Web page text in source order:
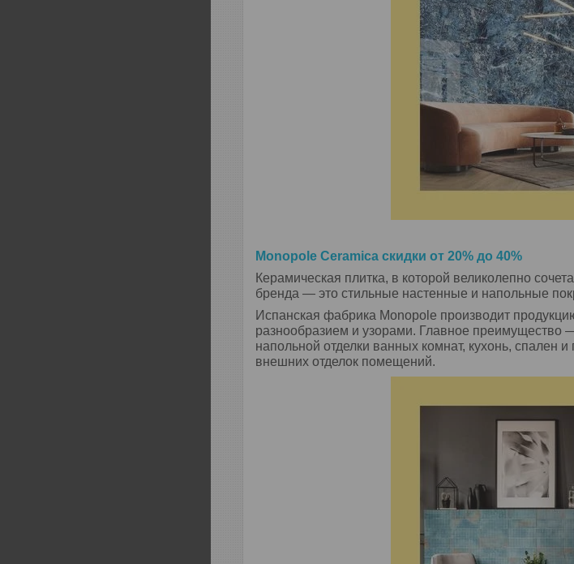
Monopole Ceramica скидки от 20% до 40%
Керамическая плитка, в которой великолепно
бренда — это стильные настенные и напольные
Испанская фабрика Monopole производит
разнообразием и узорами. Главное преимущество
напольной отделки ванных комнат, кухонь, спален
внешних отделок помещений.